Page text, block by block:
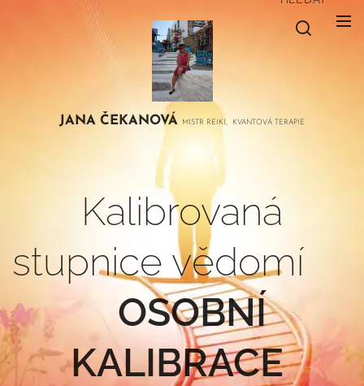
JANA ČEKANOVÁ MISTR REIKI, KVANTOVÁ TERAPIE
Kalibrovaná
stupnice vědomí
OSOBNÍ
KALIBRACE